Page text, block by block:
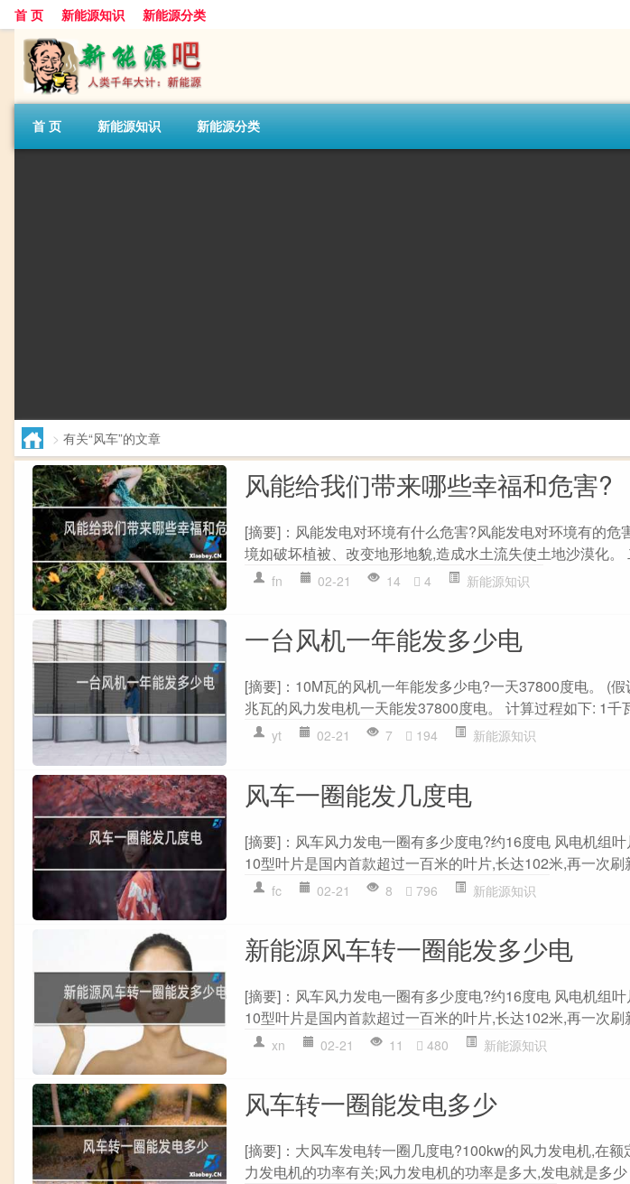
首 页 新能源知识 新能源分类
首 页 新能源知识 新能源分类
> 有关“风车”的文章
风能给我们带来哪些幸福和危害?
[摘要]：风能发电对环境有什么危害?风能发电对环境有的
境如破坏植被、改变地形地貌,造成水土流失使土地沙漠化。
fn 02-21 14 4 新能源知识
一台风机一年能发多少电
[摘要]：10M瓦的风机一年能发多少电?一天37800度电。 (
兆瓦的风力发电机一天能发37800度电。 计算过程如下: 1千
yt 02-21 7 194 新能源知识
风车一圈能发几度电
[摘要]：风车风力发电一圈有多少度电?约16度电 风电机组
10型叶片是国内首款超过一百米的叶片,长达102米,再一次刷
fc 02-21 8 796 新能源知识
新能源风车转一圈能发多少电
[摘要]：风车风力发电一圈有多少度电?约16度电 风电机组
10型叶片是国内首款超过一百米的叶片,长达102米,再一次刷
xn 02-21 11 480 新能源知识
风车转一圈能发电多少
[摘要]：大风车发电转一圈几度电?100kw的风力发电机,在
力发电机的功率有关;风力发电机的功率是多大,发电就是多少